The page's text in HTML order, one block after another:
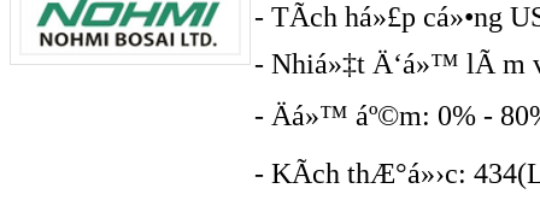
- TÃ­ch há»£p cá»•ng
- Nhiá»‡t Ä‘á»™ lÃ m
- Äá»™ áº©m: 0% -
- KÃ­ch thÆ°á»›c: